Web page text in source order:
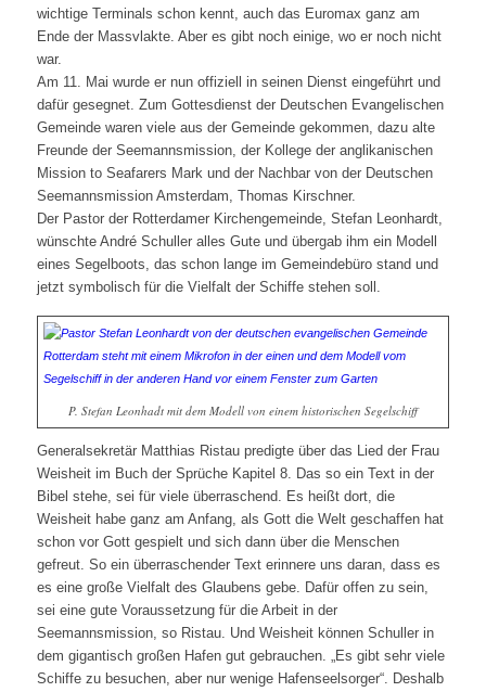
wichtige Terminals schon kennt, auch das Euromax ganz am
Ende der Massvlakte. Aber es gibt noch einige, wo er noch nicht
war.
Am 11. Mai wurde er nun offiziell in seinen Dienst eingeführt und
dafür gesegnet. Zum Gottesdienst der Deutschen Evangelischen
Gemeinde waren viele aus der Gemeinde gekommen, dazu alte
Freunde der Seemannsmission, der Kollege der anglikanischen
Mission to Seafarers Mark und der Nachbar von der Deutschen
Seemannsmission Amsterdam, Thomas Kirschner.
Der Pastor der Rotterdamer Kirchengemeinde, Stefan Leonhardt,
wünschte André Schuller alles Gute und übergab ihm ein Modell
eines Segelboots, das schon lange im Gemeindebüro stand und
jetzt symbolisch für die Vielfalt der Schiffe stehen soll.
P. Stefan Leonhadt mit dem Modell von einem historischen Segelschiff
Generalsekretär Matthias Ristau predigte über das Lied der Frau
Weisheit im Buch der Sprüche Kapitel 8. Das so ein Text in der
Bibel stehe, sei für viele überraschend. Es heißt dort, die
Weisheit habe ganz am Anfang, als Gott die Welt geschaffen hat
schon vor Gott gespielt und sich dann über die Menschen
gefreut. So ein überraschender Text erinnere uns daran, dass es
es eine große Vielfalt des Glaubens gebe. Dafür offen zu sein,
sei eine gute Voraussetzung für die Arbeit in der
Seemannsmission, so Ristau. Und Weisheit können Schuller in
dem gigantisch großen Hafen gut gebrauchen. „Es gibt sehr viele
Schiffe zu besuchen, aber nur wenige Hafenseelsorger“. Deshalb